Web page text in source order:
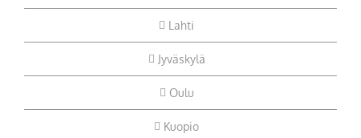
Lahti
Jyväskylä
Oulu
Kuopio